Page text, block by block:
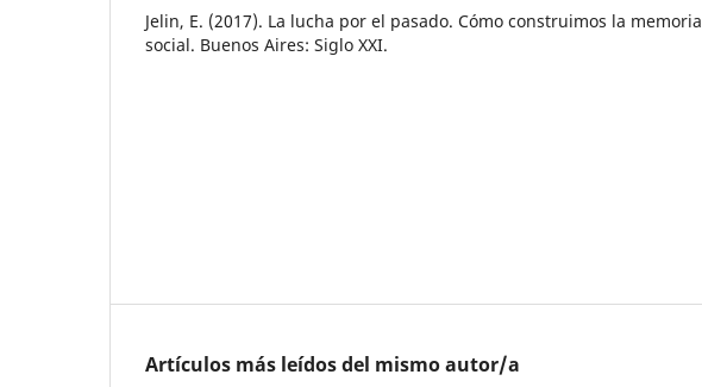
Jelin, E. (2017). La lucha por el pasado. Cómo construimos la memoria
social. Buenos Aires: Siglo XXI.
Artículos más leídos del mismo autor/a